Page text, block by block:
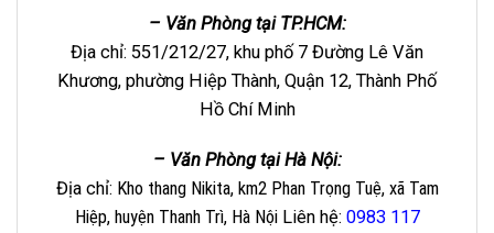
– Văn Phòng tại TP.HCM:
Địa chỉ: 551/212/27, khu phố 7 Đường Lê Văn
Khương, phường Hiệp Thành, Quận 12, Thành Phố
Hồ Chí Minh
– Văn Phòng tại Hà Nội:
Địa chỉ: Kho thang Nikita, km2 Phan Trọng Tuệ, xã Tam
Hiệp, huyện Thanh Trì, Hà Nội Liên hệ: 0983 117